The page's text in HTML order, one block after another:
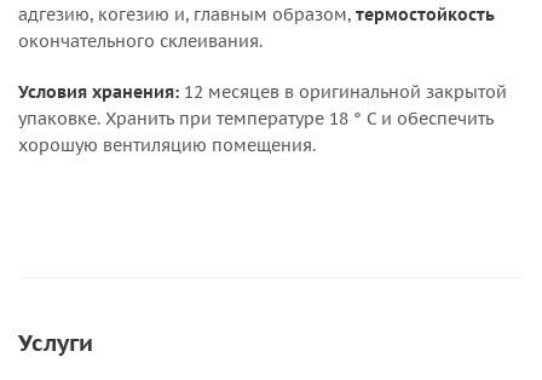
адгезию, когезию и, главным образом, термостойкость
окончательного склеивания.
Условия хранения: 12 месяцев в оригинальной закрытой
упаковке. Хранить при температуре 18 ° C и обеспечить
хорошую вентиляцию помещения.
Услуги